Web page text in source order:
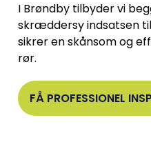
I Brøndby tilbyder vi
skræddersy indsatsen
sikrer en skånsom og
rør.
FÅ PROFESSIONEL